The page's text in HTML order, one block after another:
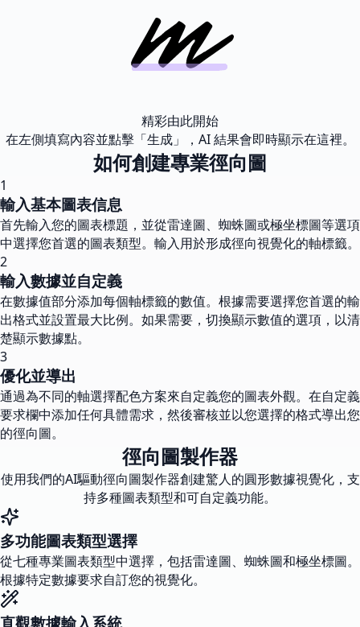
精彩由此開始
在左側填寫內容並點擊「生成」，AI 結果會即時顯示在這裡。
如何創建專業徑向圖
1
輸入基本圖表信息
首先輸入您的圖表標題，並從雷達圖、蜘蛛圖或極坐標圖等選項
中選擇您首選的圖表類型。輸入用於形成徑向視覺化的軸標籤。
2
輸入數據並自定義
在數據值部分添加每個軸標籤的數值。根據需要選擇您首選的輸
出格式並設置最大比例。如果需要，切換顯示數值的選項，以清
楚顯示數據點。
3
優化並導出
通過為不同的軸選擇配色方案來自定義您的圖表外觀。在自定義
要求欄中添加任何具體需求，然後審核並以您選擇的格式導出您
的徑向圖。
徑向圖製作器
使用我們的AI驅動徑向圖製作器創建驚人的圓形數據視覺化，支
持多種圖表類型和可自定義功能。
多功能圖表類型選擇
從七種專業圖表類型中選擇，包括雷達圖、蜘蛛圖和極坐標圖。
根據特定數據要求自訂您的視覺化。
直觀數據輸入系統